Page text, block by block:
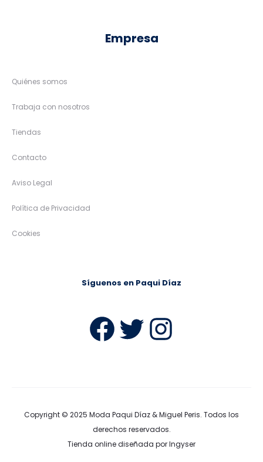
Empresa
Quiénes somos
Trabaja con nosotros
Tiendas
Contacto
Aviso Legal
Política de Privacidad
Cookies
Síguenos en Paqui Díaz
Facebook
Twitter
Copyright © 2025 Moda Paqui Díaz & Miguel Peris. Todos los
derechos reservados.
Tienda online diseñada por Ingyser